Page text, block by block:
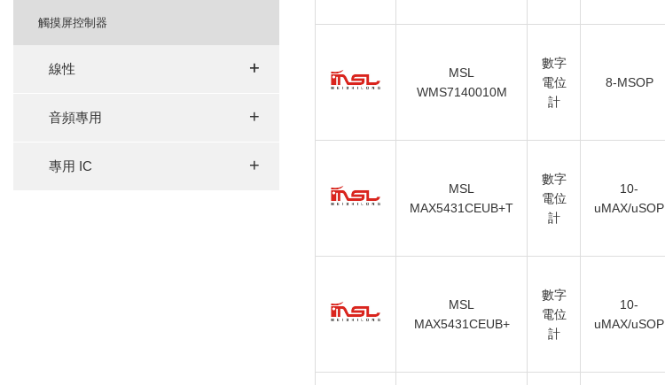
觸摸屏控制器
線性 +
+
音頻專用 +
專用 IC +
MSL
WMS7140010M
數字
電位
計
8-MSOP
MSL
MAX5431CEUB+T
數字
電位
計
10-
uMAX/uSOP
MSL
MAX5431CEUB+
數字
電位
計
10-
uMAX/uSOP